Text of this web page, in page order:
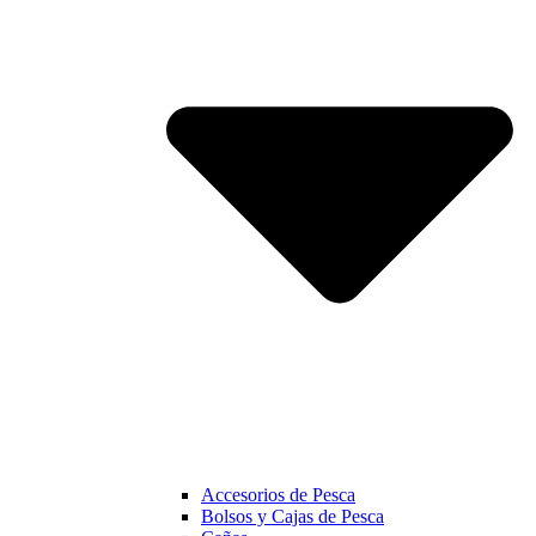
Accesorios de Pesca
Bolsos y Cajas de Pesca